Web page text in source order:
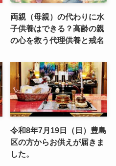
両親（母親）の代わりに水
子供養はできる？高齢の親
の心を救う代理供養と戒名
令和8年7月19日（日）豊島
区の方からお供えが届きま
した。